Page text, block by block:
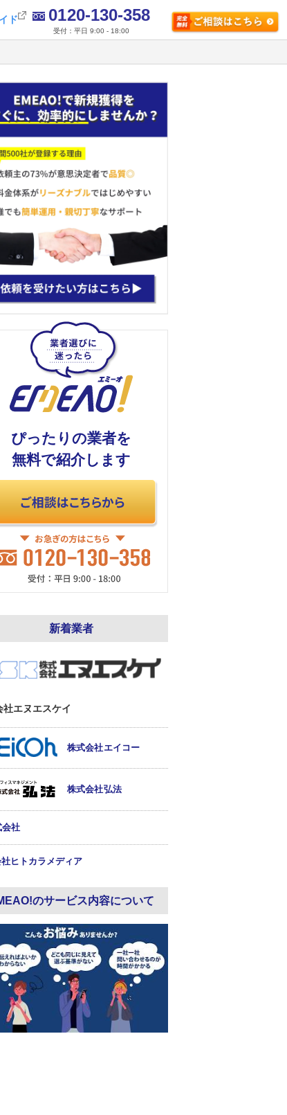
ド 0120-130-358
受付：平日 9:00 - 18:00
ぴったりの業者を
無料で紹介します
新着業者
社エヌエスケイ
株式会社エイコー
株式会社弘法
会社
ヒトカラメディア
のサービス内容について